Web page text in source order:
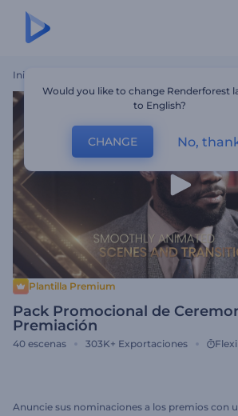
Inicio Pack Promocional De
Plantilla Premium
Pack Promocional de
Premiación
40 escenas 303K+ Exportaciones
Anuncie sus nominaciones a los premios con
Would you like to change Renderforest
to English?
CHANGE No,